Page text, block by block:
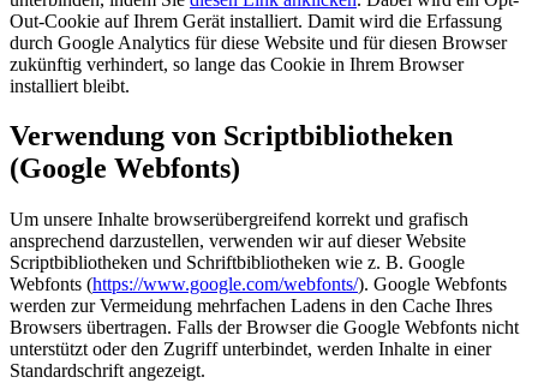
Out-Cookie auf Ihrem Gerät installiert. Damit wird die Erfassung
durch Google Analytics für diese Website und für diesen Browser
zukünftig verhindert, so lange das Cookie in Ihrem Browser
installiert bleibt.
Verwendung von Scriptbibliotheken
(Google Webfonts)
Um unsere Inhalte browserübergreifend korrekt und grafisch
ansprechend darzustellen, verwenden wir auf dieser Website
Scriptbibliotheken und Schriftbibliotheken wie z. B. Google
Webfonts (https://www.google.com/webfonts/). Google Webfonts
werden zur Vermeidung mehrfachen Ladens in den Cache Ihres
Browsers übertragen. Falls der Browser die Google Webfonts nicht
unterstützt oder den Zugriff unterbindet, werden Inhalte in einer
Standardschrift angezeigt.